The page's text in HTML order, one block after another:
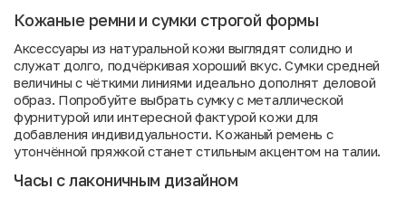
Кожаные ремни и сумки строгой формы
Аксессуары из натуральной кожи выглядят солидно и
служат долго, подчёркивая хороший вкус. Сумки средней
величины с чёткими линиями идеально дополнят деловой
образ. Попробуйте выбрать сумку с металлической
фурнитурой или интересной фактурой кожи для
добавления индивидуальности. Кожаный ремень с
утончённой пряжкой станет стильным акцентом на талии.
Часы с лаконичным дизайном